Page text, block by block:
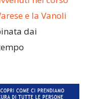
e la Vanoli
dai